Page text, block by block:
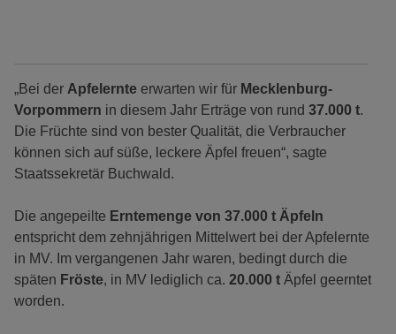
„Bei der Apfelernte erwarten wir für Mecklenburg-
Vorpommern in diesem Jahr Erträge von rund 37.000 t.
Die Früchte sind von bester Qualität, die Verbraucher
können sich auf süße, leckere Äpfel freuen“, sagte
Staatssekretär Buchwald.
Die angepeilte Erntemenge von 37.000 t Äpfeln
entspricht dem zehnjährigen Mittelwert bei der Apfelernte
in MV. Im vergangenen Jahr waren, bedingt durch die
späten Fröste, in MV lediglich ca. 20.000 t Äpfel geerntet
worden.